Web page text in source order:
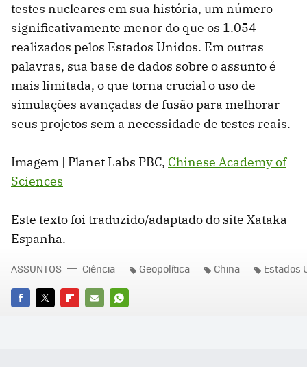
testes nucleares em sua história, um número
significativamente menor do que os 1.054
realizados pelos Estados Unidos. Em outras
palavras, sua base de dados sobre o assunto é
mais limitada, o que torna crucial o uso de
simulações avançadas de fusão para melhorar
seus projetos sem a necessidade de testes reais.
Imagem | Planet Labs PBC, Chinese Academy of
Sciences
Este texto foi traduzido/adaptado do site Xataka
Espanha.
FACEBOOK
TWITTERFLIPBOARD
E-
WHATSAPP
ASSUNTOS Ciência Geopolítica China Estados